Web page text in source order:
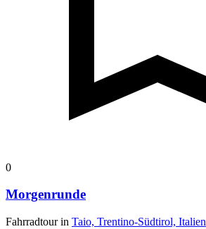
0
Morgenrunde
Fahrradtour in Taio, Trentino-Südtirol, Italien